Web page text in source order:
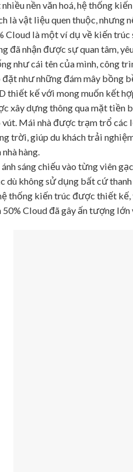
nhiều nền văn hoá, hệ thống
là vật liệu quen thuộc, nhưng
Cloud là một ví dụ về kiến
đã nhận được sự quan tâm,
như cái tên của mình, công
đặt như những đám mây bồng
thiết kế với mong muốn kết
xây dựng thông qua mặt tiền
vút. Mái nhà được trạm trổ các
trời, giúp du khách trải
hàng.
sáng chiếu vào từng viên
dù không sử dụng bất cứ
thống kiến trúc được thiết kế,
50% Cloud đã gây ấn tượng lớn